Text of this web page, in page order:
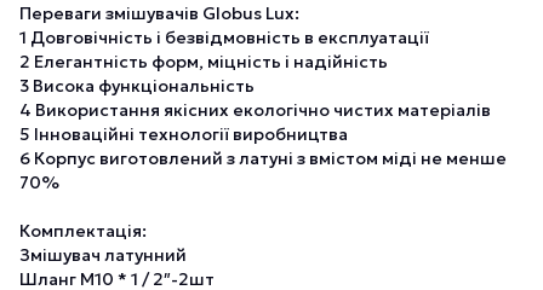
Переваги змішувачів Globus Lux:
1 Довговічність і безвідмовність в експлуатації
2 Елегантність форм, міцність і надійність
3 Висока функціональність
4 Використання якісних екологічно чистих матеріалів
5 Інноваційні технології виробництва
6 Корпус виготовлений з латуні з вмістом міді не менше
70%
Комплектація:
Змішувач латунний
Шланг М10 * 1 / 2″-2шт